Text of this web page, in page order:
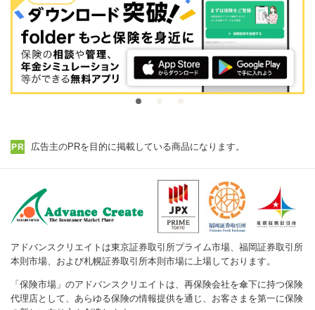
広告主のPRを目的に掲載している商品になります。
アドバンスクリエイトは東京証券取引所プライム市場、福岡証券取引所
本則市場、および札幌証券取引所本則市場に上場しております。
「保険市場」のアドバンスクリエイトは、再保険会社を傘下に持つ保険
代理店として、あらゆる保険の情報提供を通じ、お客さまを第一に保険